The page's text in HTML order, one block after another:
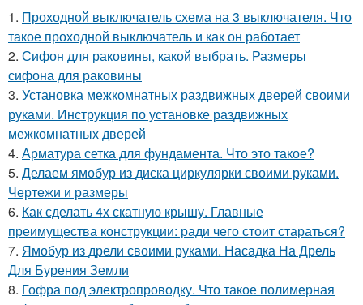
1. Проходной выключатель схема на 3 выключателя. Что
такое проходной выключатель и как он работает
2. Сифон для раковины, какой выбрать. Размеры
сифона для раковины
3. Установка межкомнатных раздвижных дверей своими
руками. Инструкция по установке раздвижных
межкомнатных дверей
4. Арматура сетка для фундамента. Что это такое?
5. Делаем ямобур из диска циркулярки своими руками.
Чертежи и размеры
6. Как сделать 4х скатную крышу. Главные
преимущества конструкции: ради чего стоит стараться?
7. Ямобур из дрели своими руками. Насадка На Дрель
Для Бурения Земли
8. Гофра под электропроводку. Что такое полимерная